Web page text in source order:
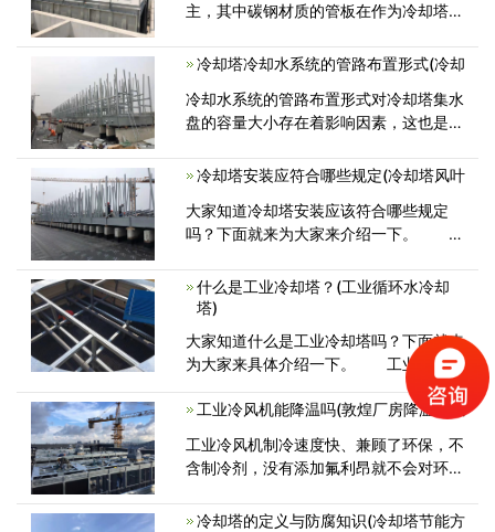
主，其中碳钢材质的管板在作为冷却塔使
冷却塔冷却水系统的管路布置形式(冷却
冷却水系统的管路布置形式对冷却塔集水
盘的容量大小存在着影响因素，这也是很
冷却塔安装应符合哪些规定(冷却塔风叶
大家知道冷却塔安装应该符合哪些规定
吗？下面就来为大家来介绍一下。 1.
什么是工业冷却塔？(工业循环水冷却
塔)
大家知道什么是工业冷却塔吗？下面就来
为大家来具体介绍一下。 工业冷却塔
是利用水和空气的接触，通过蒸发作
工业冷风机能降温吗(敦煌厂房降温冷风
工业冷风机制冷速度快、兼顾了环保，不
含制冷剂，没有添加氟利昂就不会对环境
冷却塔的定义与防腐知识(冷却塔节能方